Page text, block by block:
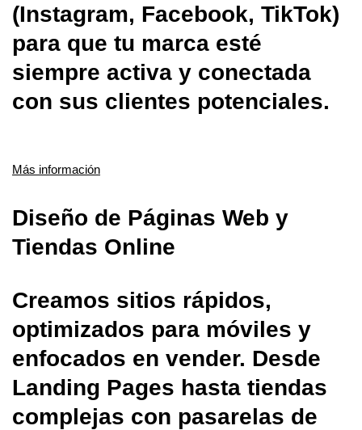
(Instagram, Facebook, TikTok)
para que tu marca esté
siempre activa y conectada
con sus clientes potenciales.
Más información
Diseño de Páginas Web y
Tiendas Online
Creamos sitios rápidos,
optimizados para móviles y
enfocados en vender. Desde
Landing Pages hasta tiendas
complejas con pasarelas de